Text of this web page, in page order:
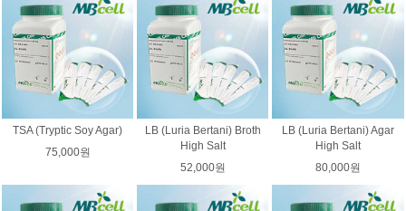
TSA (Tryptic Soy Agar)
75,000원
LB (Luria Bertani) Broth
High Salt
52,000원
LB (Luria Bertani) Agar
High Salt
80,000원